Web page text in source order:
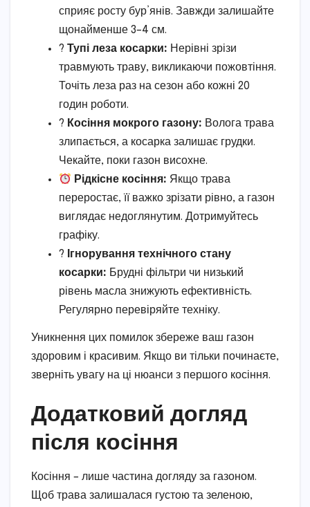
сприяє росту бур’янів. Завжди залишайте
щонайменше 3–4 см.
? Тупі леза косарки: Нерівні зрізи
травмують траву, викликаючи пожовтіння.
Точіть леза раз на сезон або кожні 20
годин роботи.
? Косіння мокрого газону: Волога трава
злипається, а косарка залишає грудки.
Чекайте, поки газон висохне.
Рідкісне косіння: Якщо трава
переростає, її важко зрізати рівно, а газон
виглядає недоглянутим. Дотримуйтесь
графіку.
?️ Ігнорування технічного стану
косарки: Брудні фільтри чи низький
рівень масла знижують ефективність.
Регулярно перевіряйте техніку.
Уникнення цих помилок збереже ваш газон
здоровим і красивим. Якщо ви тільки починаєте,
зверніть увагу на ці нюанси з першого косіння.
Додатковий догляд
після косіння
Косіння – лише частина догляду за газоном.
Щоб трава залишалася густою та зеленою,